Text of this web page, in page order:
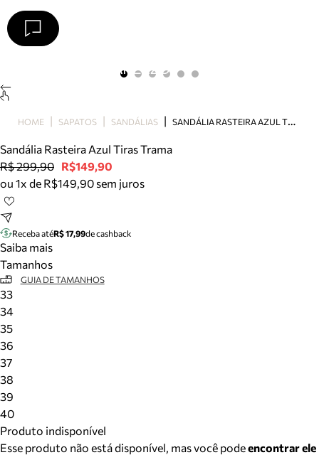
Papete
Scarpin
Mocassim
Bolsa
Tênis
Mule
Rasteira
Precisa de ajuda?
Arezzo
HOME SAPATOS SANDÁLIAS S
ANDÁLIA RASTEIRA AZUL TIRAS TRAMA
Sandália Rasteira Azul Tiras Trama
R$ 299,90 R$149,90
ou 1x de R$149,90 sem juros
Receba atéR$ 17,99de cashback
Saiba mais
Tamanhos
GUIA DE TAMANHOS
33
34
35
36
37
38
39
40
Produto indisponível
Esse produto não está disponível, mas você podeencontrar ele